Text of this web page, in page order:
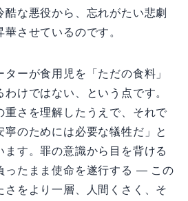
酷な悪役から、忘れがたい悲劇
させているのです。
ーが食用児を「ただの食料」
けではない、という点です。
重さを理解したうえで、それで
寧のためには必要な犠牲だ」と
ます。罪の意識から目を背ける
ったまま使命を遂行する — この
さをより一層、人間くさく、そ